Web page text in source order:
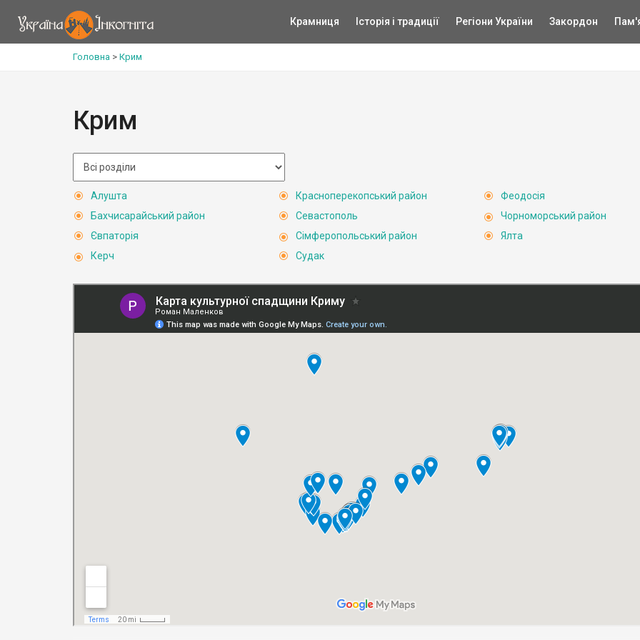
Крамниця Історія і традиції Регіони України Закордон
Головна > Крим
Крим
Алушта
Бахчисарайський район
Євпаторія
Керч
Красноперекопський район
Севастополь
Сімферопольський район
Судак
Феодосія
Чорноморський район
Ялта